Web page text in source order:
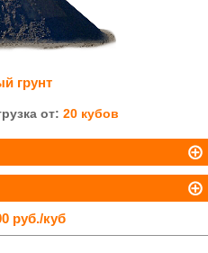
грунт
от: 20 кубов
руб./куб